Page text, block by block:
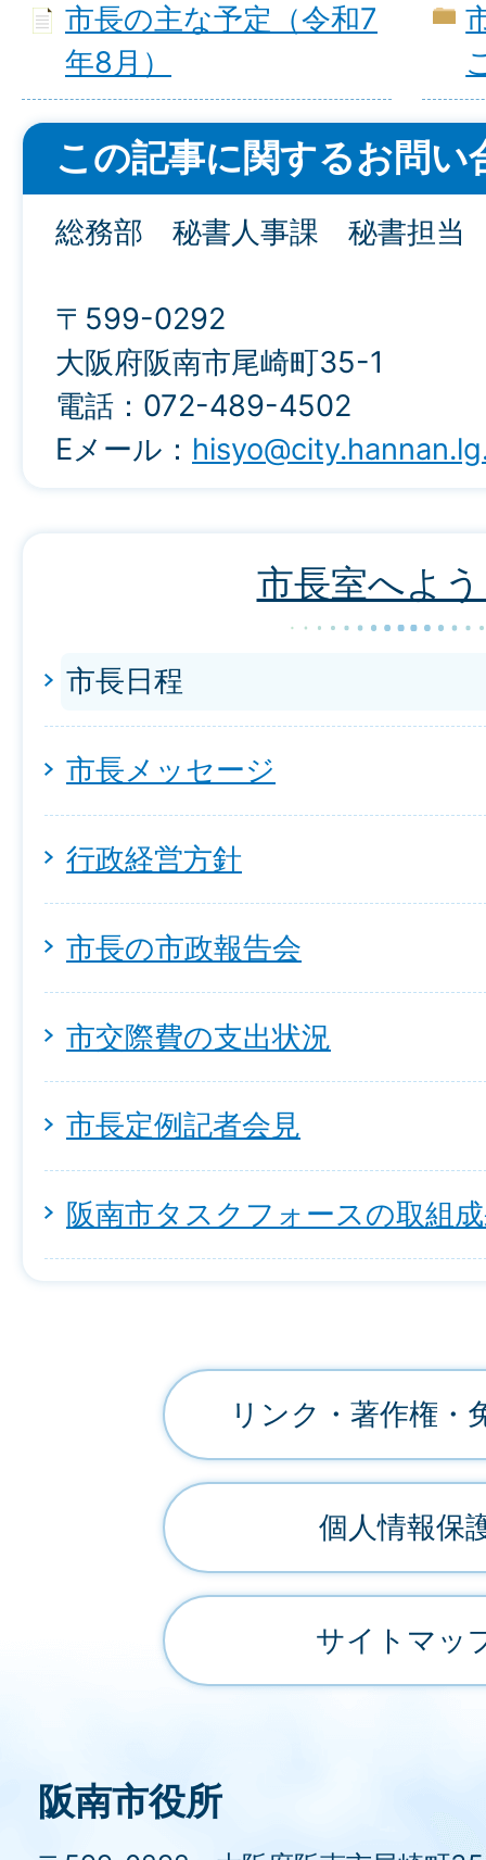
市長の主な予定（令和7
年8月）
この記事に関するお問い
総務部 秘書人事課 秘書担当
〒599-0292
大阪府阪南市尾崎町35-1
電話：072-489-4502
Eメール：
市長室へよ
市長日程
市長メッセージ
行政経営方針
市長の市政報告会
市交際費の支出状況
市長定例記者会見
阪南市タスクフォースの取組
リンク・著作権・
個人情報保
サイトマッ
阪南市役所